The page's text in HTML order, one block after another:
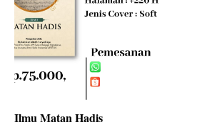
Ilmu Matan Hadis